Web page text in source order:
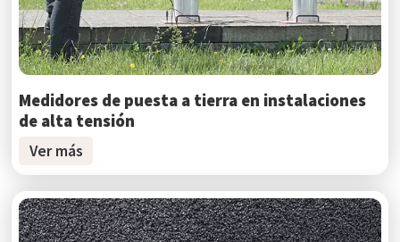
Medidores de puesta a tierra en instalaciones
de alta tensión
Ver más